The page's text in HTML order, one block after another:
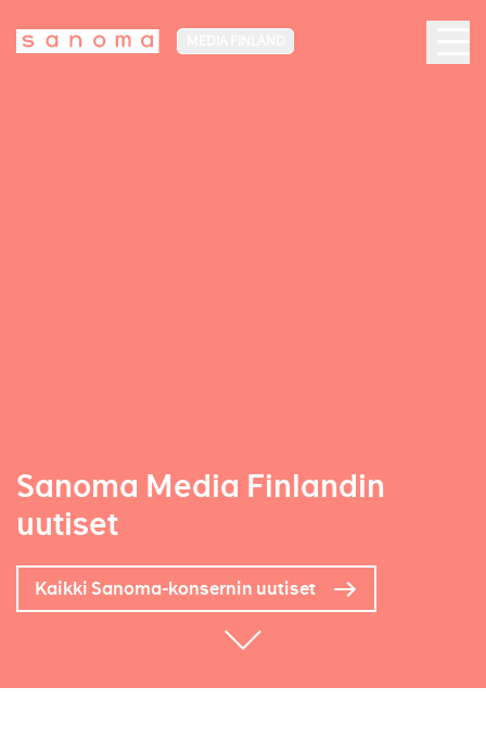
Sanoma Media Finlandin
uutiset
Kaikki Sanoma-konsernin uutiset